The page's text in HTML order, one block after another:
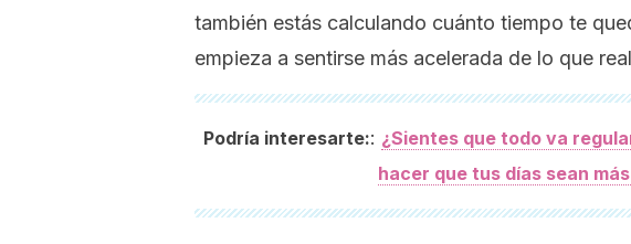
también estás calculando cuánto tiempo te
empieza a sentirse más acelerada de lo que
Podría interesarte:: ¿Sientes que todo va
hacer que tus días sean